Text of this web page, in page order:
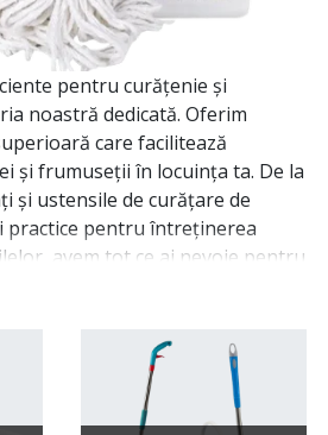
pentru curățenie și
noastră dedicată. Oferim
care facilitează
și frumuseții în locuința ta. De la
și ustensile de curățare de
practice pentru întreținerea
avem tot ce ai nevoie pentru
și ordonat. Indiferent dacă
colecția noastră acoperă o
Explorează gama noastră
de curățenie și pentru a-ți
impecabile.